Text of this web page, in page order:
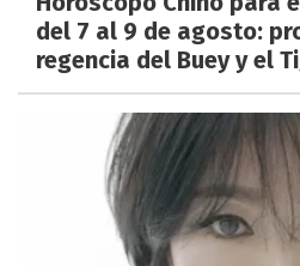
del 7 al 9 de agosto:
regencia del Buey y el